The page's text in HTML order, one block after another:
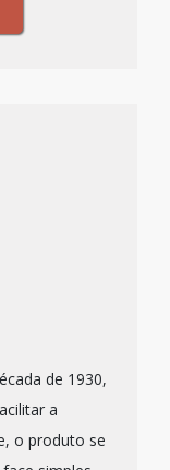
de 1930,
a
o produto se